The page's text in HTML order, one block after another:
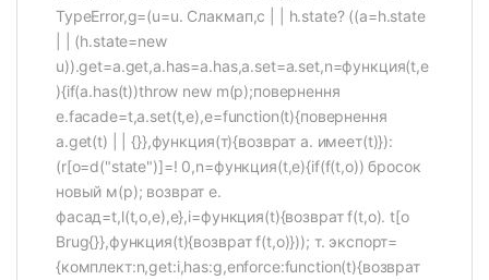
TypeError,g=(u=u. Слакмап,с | | h.state? ((a=h.state
| | (h.state=new
u)).get=a.get,a.has=a.has,a.set=a.set,n=функция(t,e
){if(a.has(t))throw new m(p);повернення
e.facade=t,a.set(t,e),e=function(t){повернення
a.get(t) | | {}},функция(т){возврат а. имеет(t)}):
(r[o=d("state")]=! 0,n=функция(t,e){if(f(t,o)) бросок
новый м(p); возврат e.
фасад=t,l(t,o,e),e},i=функция(t){возврат f(t,o). t[o
Brug{}},функция(t){возврат f(t,o)})); т. экспорт=
{комплект:n,get:i,has:g,enforce:function(t){возврат